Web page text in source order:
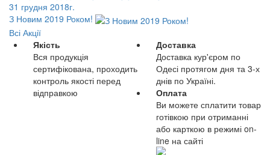
31 грудня 2018г.
З Новим 2019 Роком!
Всі Акції
Якість
Вся продукція
сертифікована, проходить
контроль якості перед
відправкою
Доставка
Доставка кур'єром по
Одесі протягом дня та 3-х
днів по Україні.
Оплата
Ви можете сплатити товар
готівкою при отриманні
або карткою в режимі on-
line на сайті